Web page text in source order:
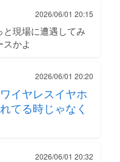
2026/06/01 20:15
現場に遭遇してみ
かよ
2026/06/01 20:20
イヤレスイヤホ
てる時じゃなく
2026/06/01 20:32